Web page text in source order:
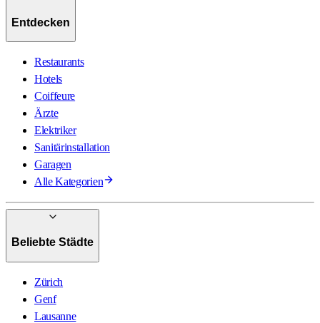
Entdecken
Restaurants
Hotels
Coiffeure
Ärzte
Elektriker
Sanitärinstallation
Garagen
Alle Kategorien
Beliebte Städte
Zürich
Genf
Lausanne